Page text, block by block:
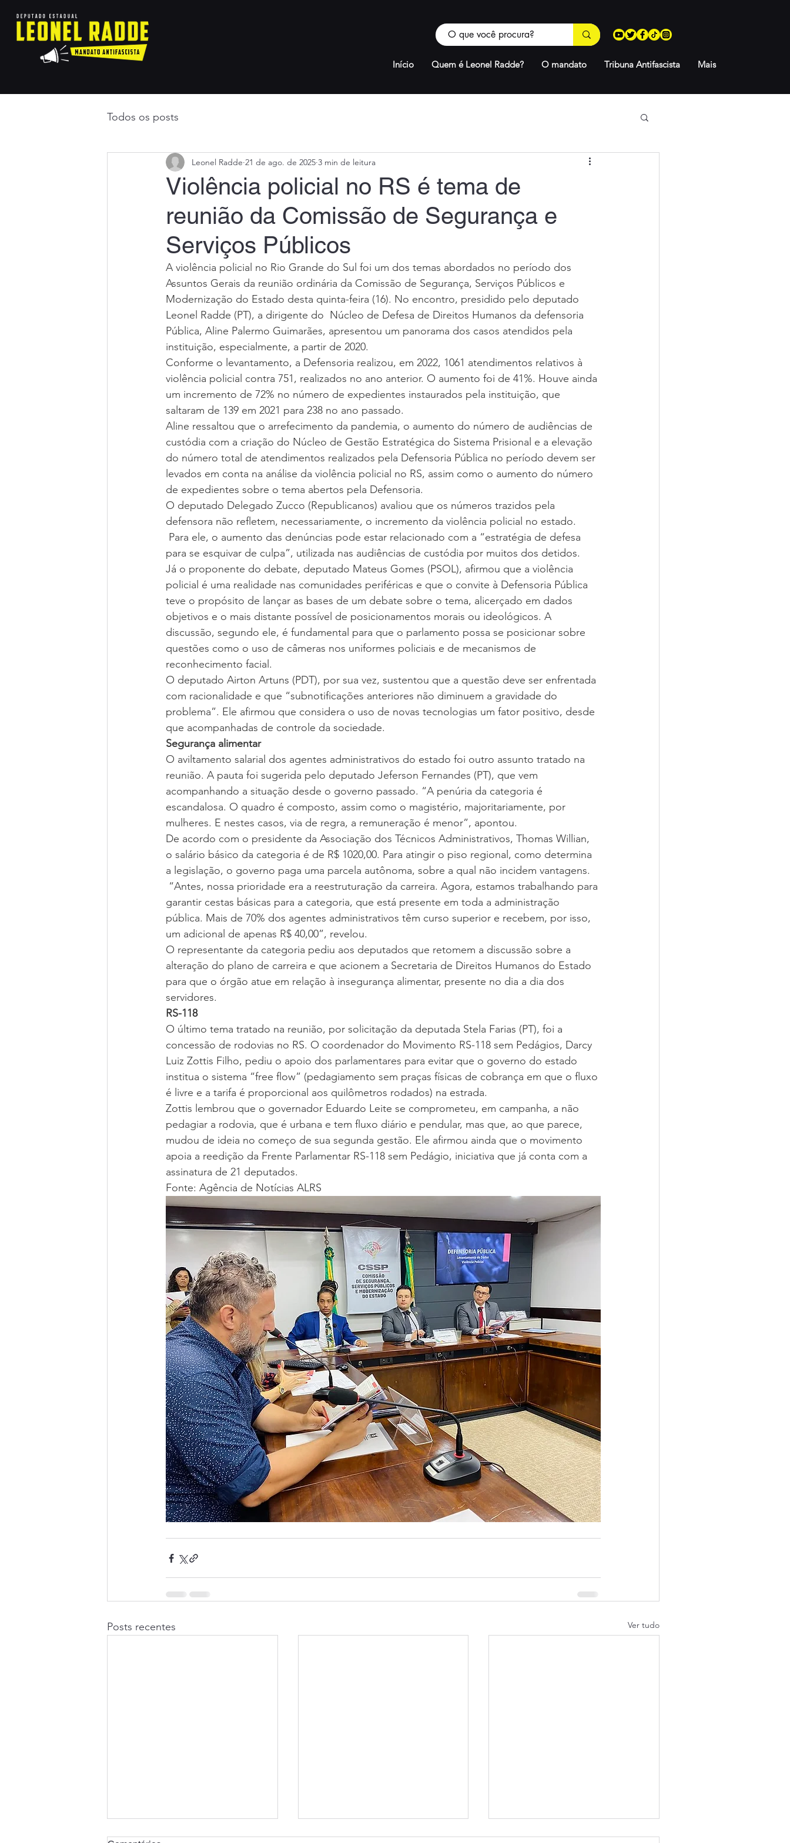
Início Quem é Leonel Radde? O mandato Tribuna Antifascista Mais
Todos os posts
Violência policial no RS é tema de
reunião da Comissão de Segurança e
Serviços Públicos
Leonel Radde 21 de ago. de 2025 3 min de leitura
A violência policial no Rio Grande do Sul foi um dos temas abordados no período dos
Assuntos Gerais da reunião ordinária da Comissão de Segurança, Serviços Públicos e
Modernização do Estado desta quinta-feira (16). No encontro, presidido pelo deputado
Leonel Radde (PT), a dirigente do  Núcleo de Defesa de Direitos Humanos da defensoria
Pública, Aline Palermo Guimarães, apresentou um panorama dos casos atendidos pela
instituição, especialmente, a partir de 2020.
Conforme o levantamento, a Defensoria realizou, em 2022, 1061 atendimentos relativos à
violência policial contra 751, realizados no ano anterior. O aumento foi de 41%. Houve ainda
um incremento de 72% no número de expedientes instaurados pela instituição, que
saltaram de 139 em 2021 para 238 no ano passado.
Aline ressaltou que o arrefecimento da pandemia, o aumento do número de audiências de
custódia com a criação do Núcleo de Gestão Estratégica do Sistema Prisional e a elevação
do número total de atendimentos realizados pela Defensoria Pública no período devem ser
levados em conta na análise da violência policial no RS, assim como o aumento do número
de expedientes sobre o tema abertos pela Defensoria.
O deputado Delegado Zucco (Republicanos) avaliou que os números trazidos pela
defensora não refletem, necessariamente, o incremento da violência policial no estado.
Para ele, o aumento das denúncias pode estar relacionado com a “estratégia de defesa
para se esquivar de culpa”, utilizada nas audiências de custódia por muitos dos detidos.
Já o proponente do debate, deputado Mateus Gomes (PSOL), afirmou que a violência
policial é uma realidade nas comunidades periféricas e que o convite à Defensoria Pública
teve o propósito de lançar as bases de um debate sobre o tema, alicerçado em dados
objetivos e o mais distante possível de posicionamentos morais ou ideológicos. A
discussão, segundo ele, é fundamental para que o parlamento possa se posicionar sobre
questões como o uso de câmeras nos uniformes policiais e de mecanismos de
reconhecimento facial.
O deputado Airton Artuns (PDT), por sua vez, sustentou que a questão deve ser enfrentada
com racionalidade e que “subnotificações anteriores não diminuem a gravidade do
problema”. Ele afirmou que considera o uso de novas tecnologias um fator positivo, desde
que acompanhadas de controle da sociedade.
Segurança alimentar
O aviltamento salarial dos agentes administrativos do estado foi outro assunto tratado na
reunião. A pauta foi sugerida pelo deputado Jeferson Fernandes (PT), que vem
acompanhando a situação desde o governo passado. “A penúria da categoria é
escandalosa. O quadro é composto, assim como o magistério, majoritariamente, por
mulheres. E nestes casos, via de regra, a remuneração é menor”, apontou.
De acordo com o presidente da Associação dos Técnicos Administrativos, Thomas Willian,
o salário básico da categoria é de R$ 1020,00. Para atingir o piso regional, como determina
a legislação, o governo paga uma parcela autônoma, sobre a qual não incidem vantagens.
“Antes, nossa prioridade era a reestruturação da carreira. Agora, estamos trabalhando para
garantir cestas básicas para a categoria, que está presente em toda a administração
pública. Mais de 70% dos agentes administrativos têm curso superior e recebem, por isso,
um adicional de apenas R$ 40,00”, revelou.
O representante da categoria pediu aos deputados que retomem a discussão sobre a
alteração do plano de carreira e que acionem a Secretaria de Direitos Humanos do Estado
para que o órgão atue em relação à insegurança alimentar, presente no dia a dia dos
servidores.
RS-118
O último tema tratado na reunião, por solicitação da deputada Stela Farias (PT), foi a
concessão de rodovias no RS. O coordenador do Movimento RS-118 sem Pedágios, Darcy
Luiz Zottis Filho, pediu o apoio dos parlamentares para evitar que o governo do estado
institua o sistema “free flow” (pedagiamento sem praças físicas de cobrança em que o fluxo
é livre e a tarifa é proporcional aos quilômetros rodados) na estrada.
Zottis lembrou que o governador Eduardo Leite se comprometeu, em campanha, a não
pedagiar a rodovia, que é urbana e tem fluxo diário e pendular, mas que, ao que parece,
mudou de ideia no começo de sua segunda gestão. Ele afirmou ainda que o movimento
apoia a reedição da Frente Parlamentar RS-118 sem Pedágio, iniciativa que já conta com a
assinatura de 21 deputados.
Fonte: Agência de Notícias ALRS
Posts recentes Ver tudo